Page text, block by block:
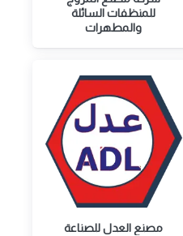
للمنظفات السائلة
والمطهرات
مصنع العدل للصناعة